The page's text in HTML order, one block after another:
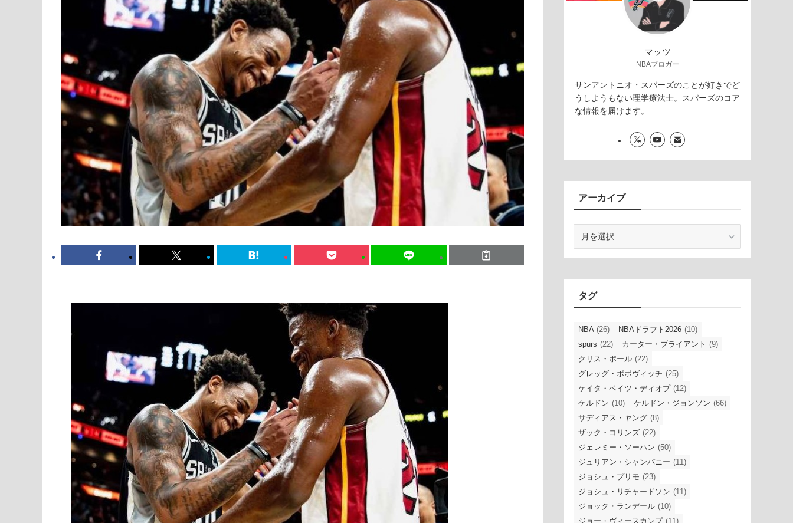
マッツ
NBAブロガー
サンアントニオ・スパーズのことが好きでど
うしようもない理学療法士。スパーズのコア
な情報を届けます。
アーカイブ
ブ
タグ
NBA (26) NBAドラフト2026 (10)
spurs (22) カーター・ブライアント (9)
クリス・ポール (22)
グレッグ・ポポヴィッチ (25)
ケイタ・ベイツ・ディオプ (12)
ケルドン (10) ケルドン・ジョンソン (66)
サディアス・ヤング (8)
ザック・コリンズ (22)
ジェレミー・ソーハン (50)
ジュリアン・シャンパニー (11)
ジョシュ・プリモ (23)
ジョシュ・リチャードソン (11)
ジョック・ランデール (10)
ジョー・ヴィースカンプ (11)